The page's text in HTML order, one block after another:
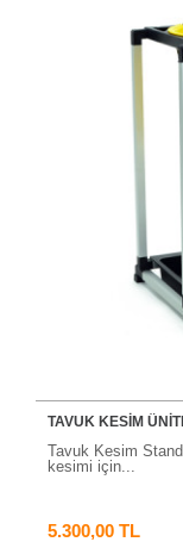
TAVUK KESIM
Tavuk Kesim
kesimi için...
5.300,00 TL